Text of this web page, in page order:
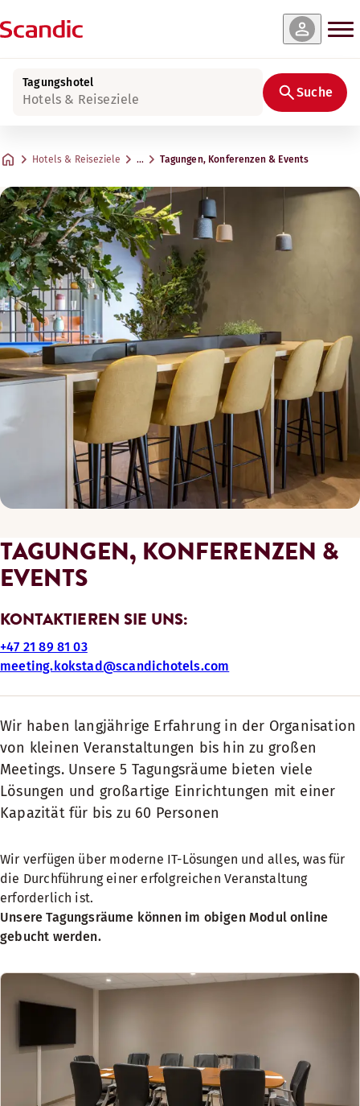
Tagungshotel
Hotels & Reiseziele Suche
Hotels & Reiseziele … Tagungen, Konferenzen & Events
TAGUNGEN, KONFERENZEN &
EVENTS
KONTAKTIEREN SIE UNS:
+47 21 89 81 03
meeting.kokstad@scandichotels.com
Wir haben langjährige Erfahrung in der Organisation
von kleinen Veranstaltungen bis hin zu großen
Meetings. Unsere 5 Tagungsräume bieten viele
Lösungen und großartige Einrichtungen mit einer
Kapazität für bis zu 60 Personen
Wir verfügen über moderne IT-Lösungen und alles, was für
die Durchführung einer erfolgreichen Veranstaltung
erforderlich ist.
Unsere Tagungsräume können im obigen Modul online
gebucht werden.